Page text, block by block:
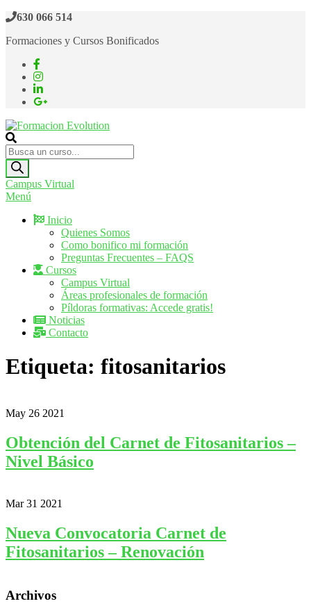
Saltar
contenido
630 066 514
Formaciones y Cursos Bonificados
Formacion Evolution
Cursos de formación continua
Búsqueda
de
productos
Campus Virtual
Menú
Inicio
Quienes Somos
Como bonifico mi formación
Preguntas Frecuentes – FAQS
Cursos
Campus Virtual
Áreas profesionales de formación
Píldoras formativas: Accede gratis!
Noticias
Contacto
Etiqueta: fitosanitarios
May 26 2021
Obtención del Carnet de Fitosanitarios –
Nivel Básico
Mar31 2021
Nueva Convocatoria Carnet de
Fitosanitarios – Renovación
Archivos